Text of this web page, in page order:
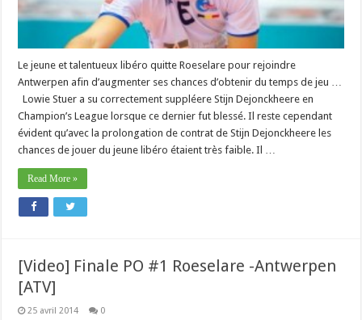
Le jeune et talentueux libéro quitte Roeselare pour rejoindre
Antwerpen afin d’augmenter ses chances d’obtenir du temps de jeu …
Lowie Stuer a su correctement suppléere Stijn Dejonckheere en
Champion’s League lorsque ce dernier fut blessé. Il reste cependant
évident qu’avec la prolongation de contrat de Stijn Dejonckheere les
chances de jouer du jeune libéro étaient très faible. Il …
Read More »
[Video] Finale PO #1 Roeselare -Antwerpen
[ATV]
25 avril 2014 0